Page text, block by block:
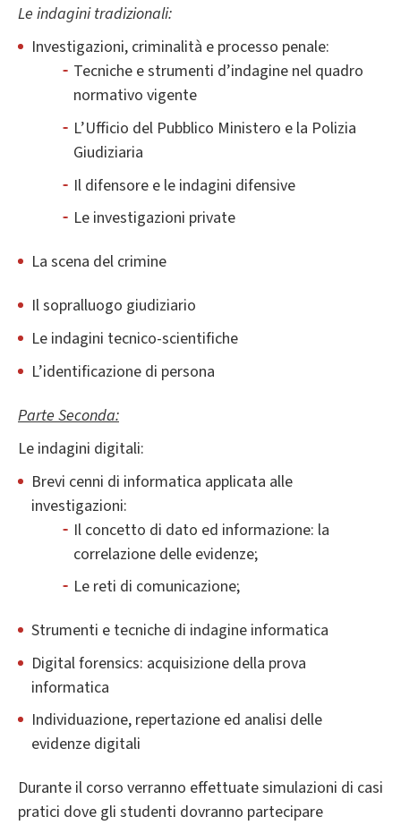
Le indagini tradizionali:
Investigazioni, criminalità e processo penale:
Tecniche e strumenti d’indagine nel quadro
normativo vigente
L’Ufficio del Pubblico Ministero e la Polizia
Giudiziaria
Il difensore e le indagini difensive
Le investigazioni private
La scena del crimine
Il sopralluogo giudiziario
Le indagini tecnico-scientifiche
L’identificazione di persona
Parte Seconda:
Le indagini digitali:
Brevi cenni di informatica applicata alle
investigazioni:
Il concetto di dato ed informazione: la
correlazione delle evidenze;
Le reti di comunicazione;
Strumenti e tecniche di indagine informatica
Digital forensics: acquisizione della prova
informatica
Individuazione, repertazione ed analisi delle
evidenze digitali
Durante il corso verranno effettuate simulazioni di casi
pratici dove gli studenti dovranno partecipare